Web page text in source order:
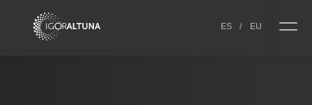
ES / EU